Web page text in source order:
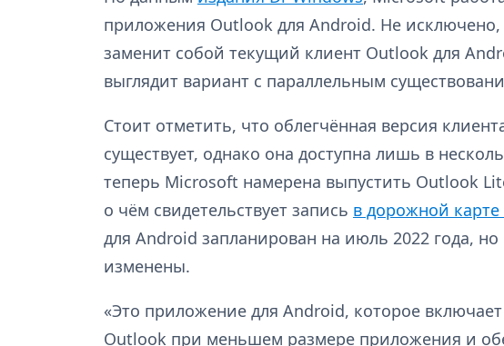
приложения Outlook для Android. Не исключено,
заменит собой текущий клиент Outlook для
выглядит вариант с параллельным
Стоит отметить, что облегчённая версия
существует, однако она доступна лишь в
теперь Microsoft намерена выпустить Outlook
о чём свидетельствует запись в дорожной
для Android запланирован на июль 2022 года,
изменены.
«Это приложение для Android, которое
Outlook при меньшем размере приложения и